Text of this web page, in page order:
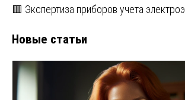
🟥 Экспертиза приборов учета
Новые статьи